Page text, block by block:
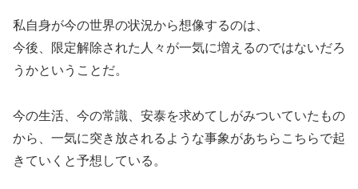
私自身が今の世界の状況から想像するのは、
今後、限定解除された人々が一気に増えるのではないだろ
うかということだ。
今の生活、今の常識、安泰を求めてしがみついていたもの
から、一気に突き放されるような事象があちらこちらで起
きていくと予想している。